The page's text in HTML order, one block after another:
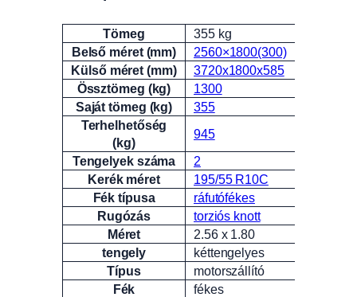
Attribútumok Érték
Tömeg
355 kg
Belső méret (mm)
2560×1800(300)
Külső méret (mm)
3720x1800x585
Össztömeg (kg)
1300
Saját tömeg (kg)
355
Terhelhetőség
(kg)
945
Tengelyek száma
2
Kerék méret
195/55 R10C
Fék típusa
ráfutófékes
Rugózás
torziós knott
Méret
2.56 x 1.80
tengely
kéttengelyes
Típus
motorszállító
Fék
fékes